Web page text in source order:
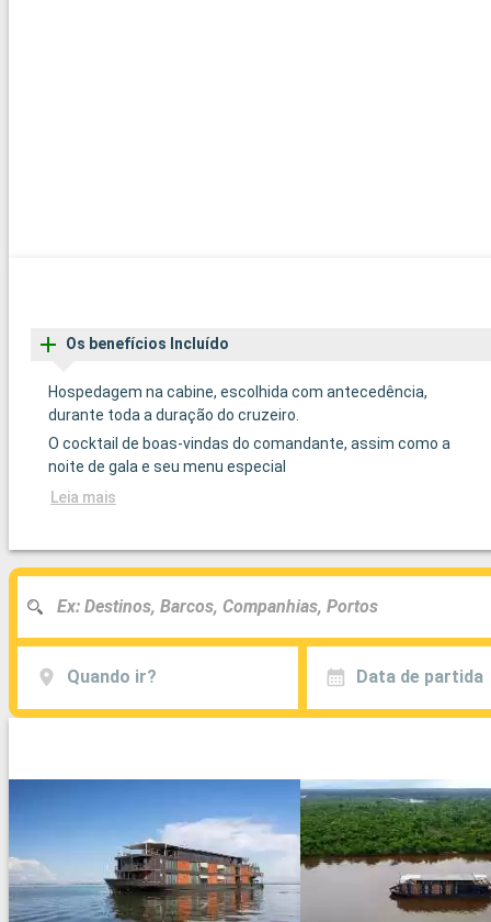
Os benefícios Incluído
Hospedagem na cabine, escolhida com antecedência,
durante toda a duração do cruzeiro.
O cocktail de boas-vindas do comandante, assim como a
noite de gala e seu menu especial
Leia mais
Quando ir? Data de partida